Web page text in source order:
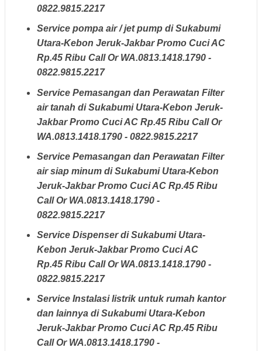
0822.9815.2217
Service pompa air / jet pump di Sukabumi
Utara-Kebon Jeruk-Jakbar Promo Cuci AC
Rp.45 Ribu Call Or WA.0813.1418.1790 -
0822.9815.2217
Service Pemasangan dan Perawatan Filter
air tanah di Sukabumi Utara-Kebon Jeruk-
Jakbar Promo Cuci AC Rp.45 Ribu Call Or
WA.0813.1418.1790 - 0822.9815.2217
Service Pemasangan dan Perawatan Filter
air siap minum di Sukabumi Utara-Kebon
Jeruk-Jakbar Promo Cuci AC Rp.45 Ribu
Call Or WA.0813.1418.1790 -
0822.9815.2217
Service Dispenser di Sukabumi Utara-
Kebon Jeruk-Jakbar Promo Cuci AC
Rp.45 Ribu Call Or WA.0813.1418.1790 -
0822.9815.2217
Service Instalasi listrik untuk rumah kantor
dan lainnya di Sukabumi Utara-Kebon
Jeruk-Jakbar Promo Cuci AC Rp.45 Ribu
Call Or WA.0813.1418.1790 -